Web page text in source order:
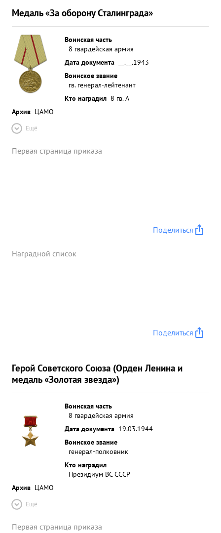
Медаль «За оборону Сталинграда»
Воинская часть
8 гвардейская армия
Дата документа
__.__.1943
Воинское звание
гв. генерал-лейтенант
Кто наградил 8 гв. А
Архив ЦАМО
Ещё
Первая страница приказа
Поделиться
Наградной список
Поделиться
Герой Советского Союза (Орден Ленина и
медаль «Золотая звезда»)
Воинская часть
8 гвардейская армия
Дата документа 19.03.1944
Воинское звание
генерал-полковник
Кто наградил
Президиум ВС СССР
Архив ЦАМО
Ещё
Первая страница приказа